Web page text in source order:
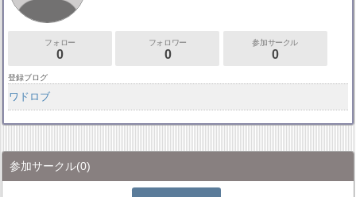
フォロー
0
フォロワー
0
参加サークル
0
登録ブログ
ワドロブ
参加サークル(0)